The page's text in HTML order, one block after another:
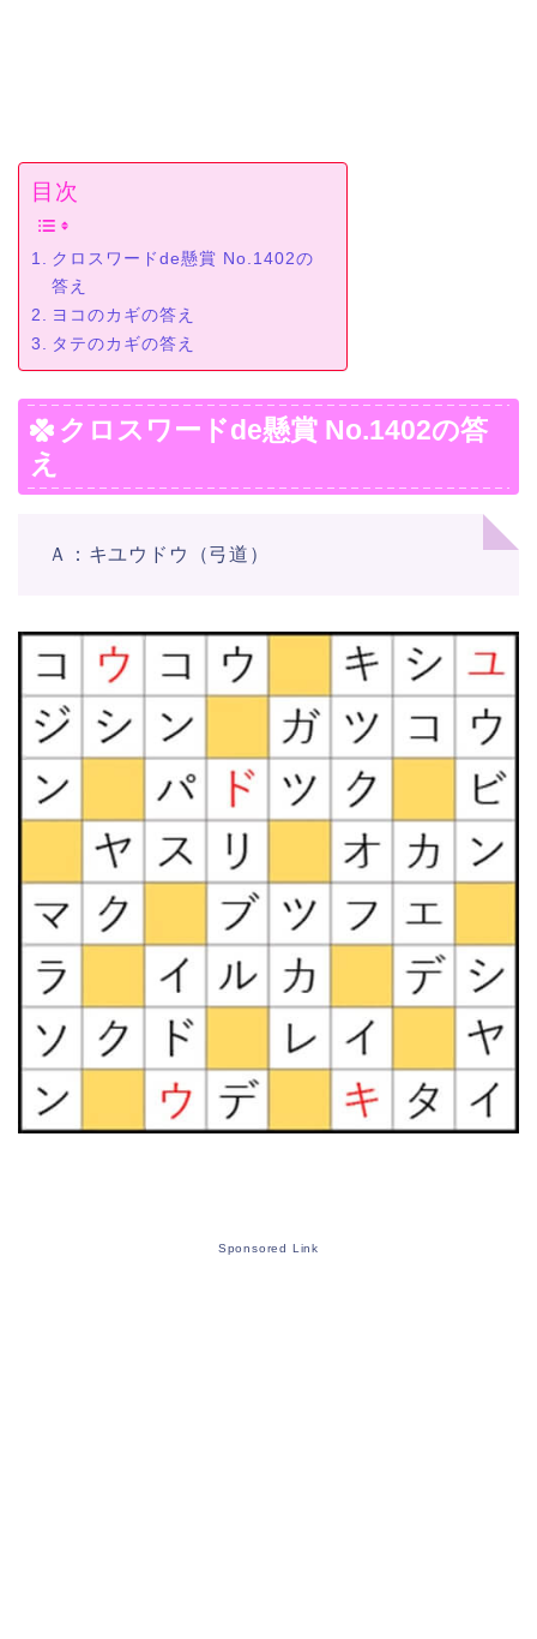
目次
クロスワードde懸賞 No.1402の
答え
ヨコのカギの答え
タテのカギの答え
クロスワードde懸賞 No.1402の答
え
Ａ：キユウドウ（弓道）
Sponsored Link